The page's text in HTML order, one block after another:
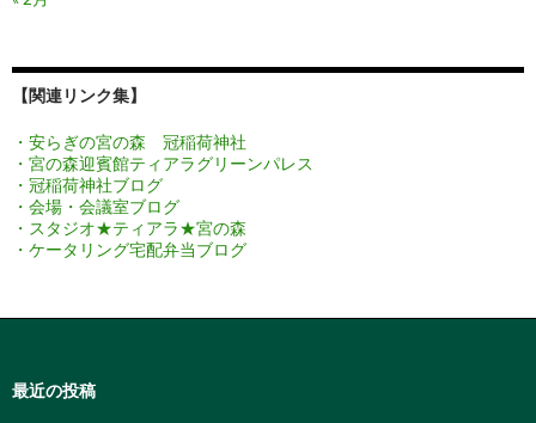
【関連リンク集】
・安らぎの宮の森 冠稲荷神社
・宮の森迎賓館ティアラグリーンパレス
・冠稲荷神社ブログ
・会場・会議室ブログ
・スタジオ★ティアラ★宮の森
・ケータリング宅配弁当ブログ
最近の投稿